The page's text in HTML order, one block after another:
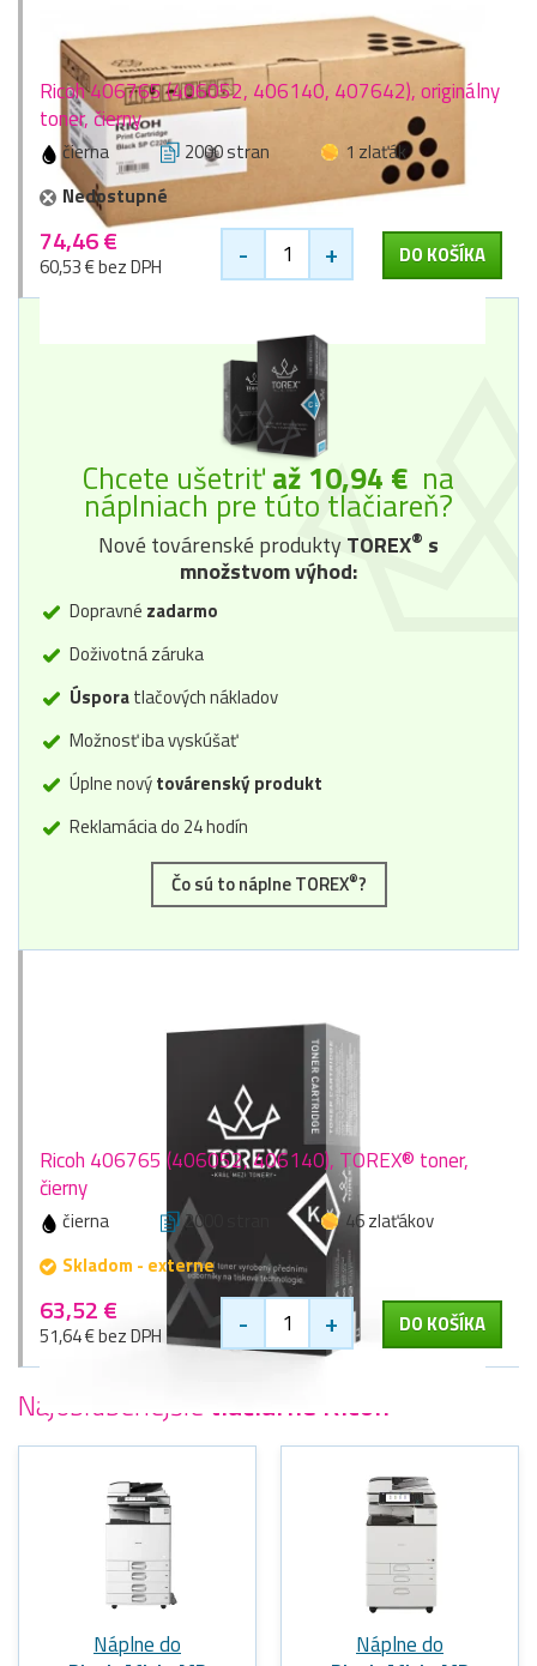
Ricoh 406765 (406052, 406140, 407642), originálny
toner, čierny
čierna 2000 stran
1 zlaťák
Nedostupné
74,46 €
60,53 € bez DPH - + DO KOŠÍKA
Chcete ušetriťaž 10,94 € na
náplniach pre túto tlačiareň?
Nové továrenské produktyTOREX® s
množstvom výhod:
Dopravné zadarmo
Doživotná záruka
Úsporatlačových nákladov
Možnosť iba vyskúšať
Úplne novýtovárenský produkt
Reklamácia do 24 hodín
Čo sú to náplne TOREX®?
Ricoh 406765 (406052, 406140), TOREX® toner,
čierny
čierna 2000 stran
46 zlaťákov
Skladom - externe
63,52 €
51,64 € bez DPH - + DO KOŠÍKA
Najobľúbenejšie tlačiarne Ricoh
Náplne do
Náplne do